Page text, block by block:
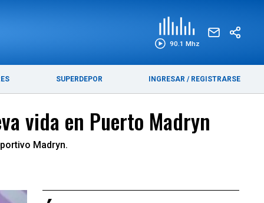
90.1 Mhz
SUPERDEPOR INGRESAR / REGISTRARSE
vida en Puerto Madryn
Madryn.